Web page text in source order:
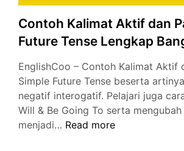
Contoh Kalimat Aktif dan
Future Tense Lengkap
EnglishCoo – Contoh Kalimat Aktif
Simple Future Tense beserta
negatif interogatif. Pelajari juga
Will & Be Going To serta
menjadi… Contoh
Read more